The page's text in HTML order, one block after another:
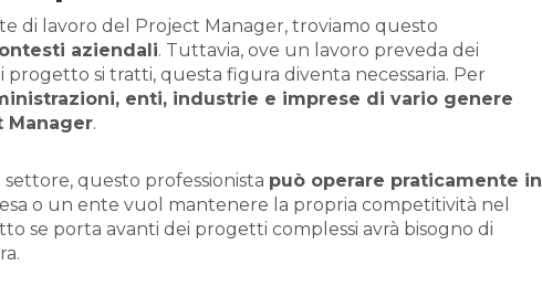
di lavoro del Project Manager, troviamo questo
aziendali. Tuttavia, ove un lavoro preveda dei
si tratti, questa figura diventa necessaria. Per
enti, industrie e imprese di vario genere
Manager.
questo professionista può operare praticamente in
o un ente vuol mantenere la propria competitività nel
se porta avanti dei progetti complessi avrà bisogno di